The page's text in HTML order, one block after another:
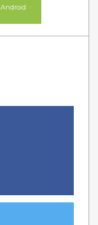
Android